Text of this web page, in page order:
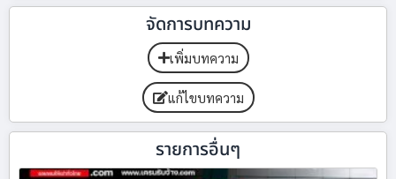
จัดการบทความ
เพิ่มบทความ
แก้ไขบทความ
รายการอื่นๆ